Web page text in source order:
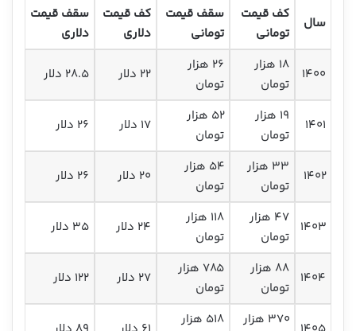
سال
کف قیمت
تومانی
سقف قیمت
تومانی
کف قیمت
دلاری
سقف قیمت
دلاری
۱۴۰۰
۱۸ هزار
تومان
۲۶ هزار
تومان
۲۲ دلار ۲۸.۵ دلار
۱۴۰۱
۱۹ هزار
تومان
۵۲ هزار
تومان
۱۷ دلار ۲۶ دلار
۱۴۰۲
۳۳ هزار
تومان
۵۴ هزار
تومان
۲۰ دلار ۲۶ دلار
۱۴۰۳
۴۷ هزار
تومان
۱۱۸ هزار
تومان
۲۴ دلار ۳۵ دلار
۱۴۰۴
۸۸ هزار
تومان
۷۸۵ هزار
تومان
۲۷ دلار ۱۲۲ دلار
۳۷۰ هزار
۵۱۸ هزار